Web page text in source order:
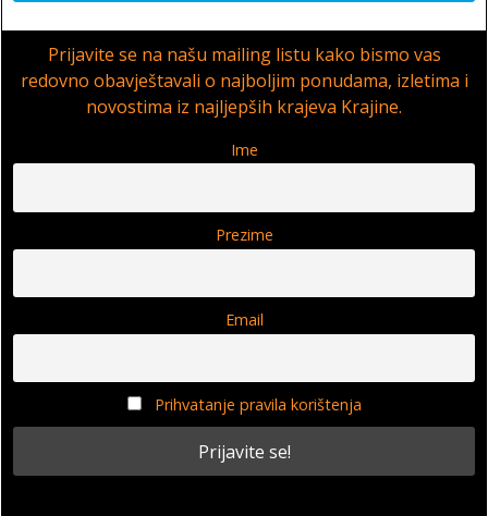
Prijavite se na našu mailing listu kako bismo vas
redovno obavještavali o najboljim ponudama, izletima i
novostima iz najljepših krajeva Krajine.
Ime
Prezime
Email
Prihvatanje pravila korištenja